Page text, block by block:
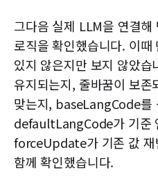
그다음 실제 LLM을 연결
로직을 확인했습니다. 이때
있지 않은지만 보지 않았
유지되는지, 줄바꿈이 보존
맞는지, baseLangCode를
defaultLangCode가 기준
forceUpdate가 기존 값 재
함께 확인했습니다.